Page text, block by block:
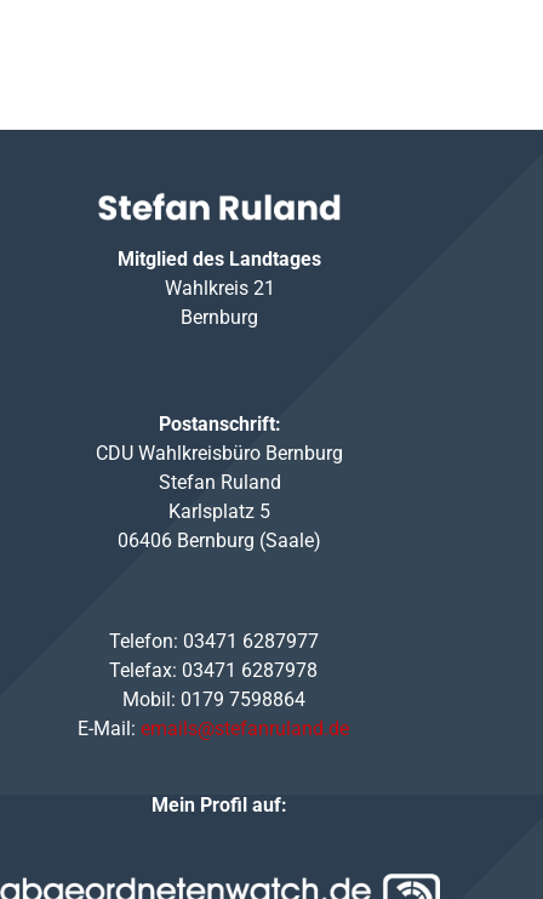
Mitglied des Landtages
Wahlkreis 21
Bernburg
Postanschrift:
CDU Wahlkreisbüro Bernburg
Stefan Ruland
Karlsplatz 5
06406 Bernburg (Saale)
Telefon: 03471 6287977
Telefax: 03471 6287978
Mobil: 0179 7598864
E-Mail:emails@stefanruland.de
Mein Profil auf: